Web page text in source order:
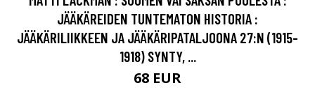
JÄÄKÄREIDEN TUNTEMATON HISTORIA :
JÄÄKÄRILIIKKEEN JA JÄÄKÄRIPATALJOONA 27:N (1915-
1918) SYNTY, ...
68 EUR